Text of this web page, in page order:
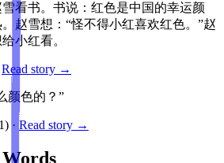
看书。书说：红色是中国的幸运颜
赵雪想：“怪不得小红喜欢红色。”赵
小红看。
Read story →
颜色的？”
1) · Read story →
Words